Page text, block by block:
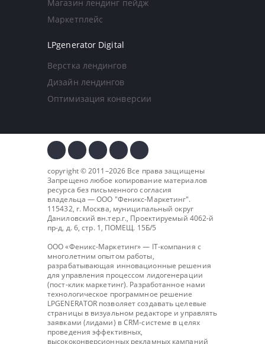
Магазин лендинг пейдж
Маркетплейс
LPgenerator Digital
Верстка лендингов
Дизайн лендингов
Оптимизация конверсии
copyright © 2011–2026 Все права защищены
Запрещено любое копирование материалов
ресурса без письменного согласия
владельца — ООО "Феникс-Маркетинг".
115432, г. Москва, муниципальный округ
Даниловский вн.тер.г., Проектируемый 4062-й
пр-д, д. 6, стр. 1, ПОМЕЩ. 15Б/5
ООО «Феникс-Маркетинг» — IT-компания с
многолетним опытом работы,
разрабатывающая инновационные решения
для управления процессом лидогенерации
(пост-клик маркетинг). Разработанное нами
технологическое программное решение
LPGENERATOR позволяет создавать целевые
страницы в визуальном редакторе и управлять
заявками (лидами) в CRM-системе в целях
проведения эффективных,
высококонверсионных рекламных кампаний